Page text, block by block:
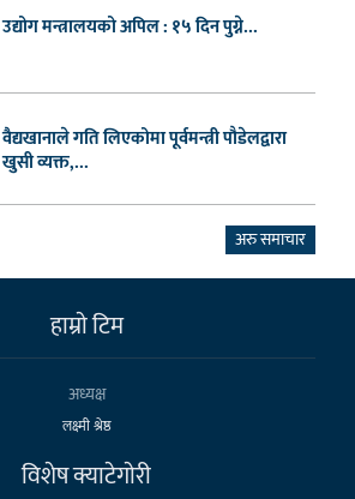
उद्योग मन्त्रालयको अपिल : १५ दिन पुग्ने...
वैद्यखानाले गति लिएकोमा पूर्वमन्त्री पौडेलद्वारा
खुसी व्यक्त,...
अरु समाचार
हाम्राे टिम
अध्यक्ष
लक्ष्मी श्रेष्ठ
विशेष क्याटेगाेरी